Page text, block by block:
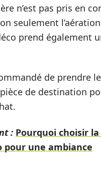
n’est pas pris en
seulement
prend également
de prendre
de destination
: Pourquoi choisir
pour une ambiance